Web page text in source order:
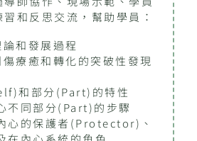
和反思交流，幫助學員：
和發展過程
療癒和轉化的突破性發現
和部分(Part)的特性
不同部分(Part)的步驟
心的保護者(Protector)、